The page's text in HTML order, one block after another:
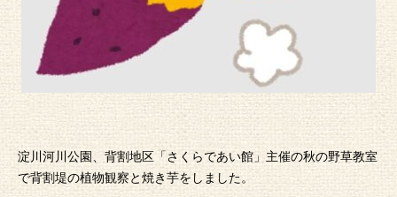
淀川河川公園、背割地区「さくらであい館」主催の秋の野草教室
で背割堤の植物観察と焼き芋をしました。